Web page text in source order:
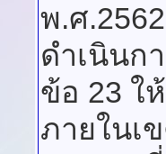
พ.ศ
ดำเนินก
ข้อ 23 ใ
ภายในเ